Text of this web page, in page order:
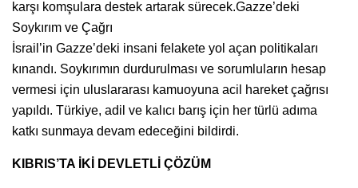
karşı komşulara destek artarak sürecek.Gazze’deki
Soykırım ve Çağrı
İsrail’in Gazze’deki insani felakete yol açan politikaları
kınandı. Soykırımın durdurulması ve sorumluların hesap
vermesi için uluslararası kamuoyuna acil hareket çağrısı
yapıldı. Türkiye, adil ve kalıcı barış için her türlü adıma
katkı sunmaya devam edeceğini bildirdi.
KIBRIS’TA İKİ DEVLETLİ ÇÖZÜM